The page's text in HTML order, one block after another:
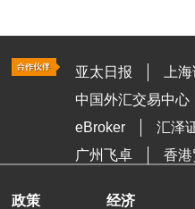
亚太日报
上
中国外汇交易中心
eBroker
汇泽
广州飞卓
香港
政策 经济